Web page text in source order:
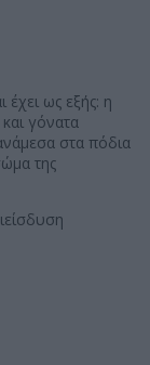
έχει ως εξής: η
γόνατα
στα πόδια
της